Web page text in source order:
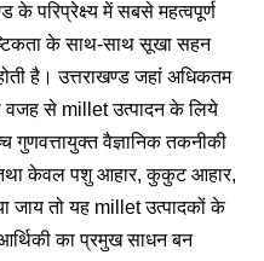
के परिप्रेक्ष्य में सबसे महत्वपूर्ण
के साथ-साथ सूखा सहन
है। उत्तराखण्ड जहां अधिकतम
वजह से millet उत्पादन के लिये
गुणवत्तायुक्त वैज्ञानिक तकनीकी
तथा केवल पशु आहार, कुकुट आहार,
जाय तो यह millet उत्पादकों के
का प्रमुख साधन बन